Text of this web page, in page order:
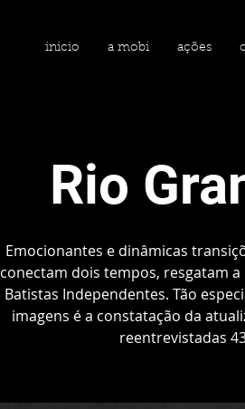
inicio a mobi ações
Rio
Emocionantes e dinâmicas
conectam dois tempos, resgatam
Batistas Independentes. Tão
imagens é a constatação da
reentrevistadas